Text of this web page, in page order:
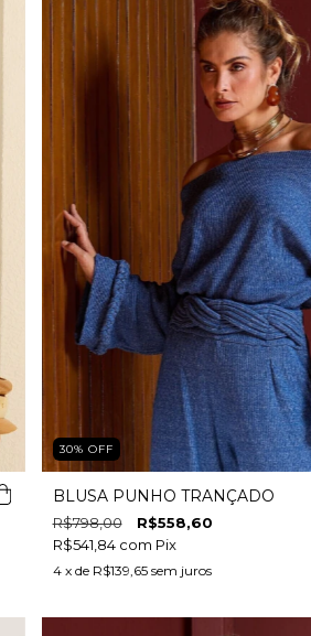
30% OFF
BLUSA PUNHO TRANÇADO
R$798,00
R$558,60
R$541,84 com Pix
4 x de R$139,65 sem juros